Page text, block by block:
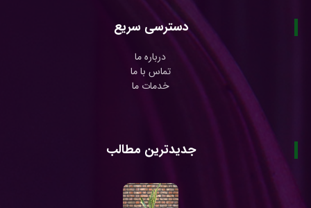
دسترسی سریع
درباره ما
تماس با ما
خدمات ما
جدیدترین مطالب